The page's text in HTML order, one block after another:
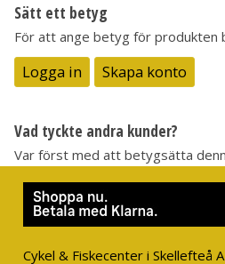
Sätt ett betyg
För att ange betyg för produkten
Logga in Skapa konto
Vad tyckte andra kunder?
Var först med att betygsätta
Cykel & Fiskecenter i Skellefteå